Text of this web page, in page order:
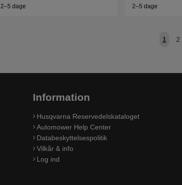
2–5 dage
2–5 dage
1 2
Information
Husqvarna Reservedelskataloget
Automower Help Center
Databeskyttelsespolitik
Vilkår & info
Log ind